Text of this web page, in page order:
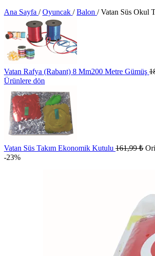
Ana Sayfa / Oyuncak / Balon / Vatan Süs Okul
Vatan Rafya (Rabant) 8 Mm200 Metre Gümüş
Ürünlere dön
Vatan Süs Takım Ekonomik Kutulu 161,99₺
-23%